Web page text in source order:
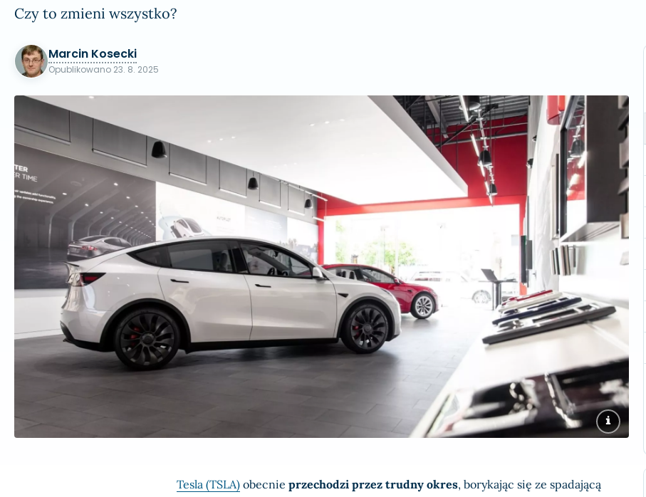
Czy to zmieni wszystko?
Marcin Kosecki
Opublikowano 23. 8. 2025
Tesla (TSLA)obecnie przechodzi przez trudny okres, borykając się ze spadającą